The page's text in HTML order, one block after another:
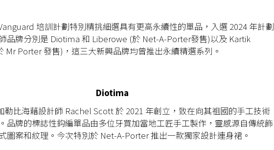
培訓計劃特別精挑細選具有更高永續性的單品，入選 2024 年計劃
品牌分別是 Diotima 和 Liberowe (於 Net-A-Porter發售)以及 Kartik
Mr Porter 發售)，這三大新興品牌均曾推出永續精選系列。
Diotima
勒比海藉設計師 Rachel Scott 於 2021 年創立，致在向其祖國的手工技術
品牌的標誌性鈎編單品由多位牙買加當地工匠手工製作，靈感源自傳統飾
圖案和紋理。今次特別於 Net-A-Porter 推出一款獨家設計連身裙。